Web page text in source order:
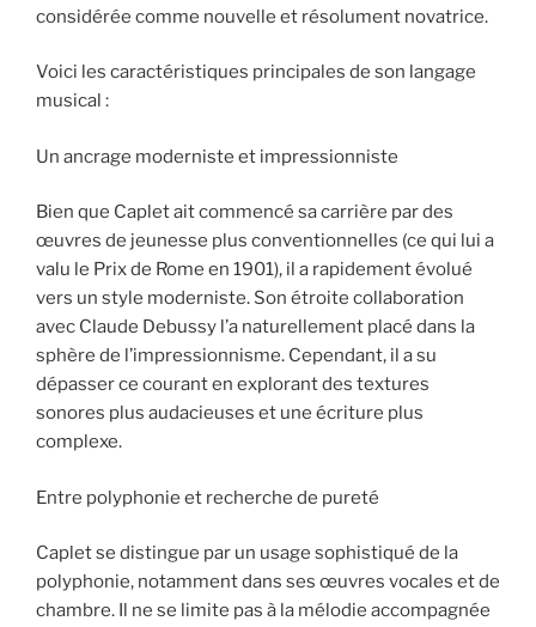
considérée comme nouvelle et résolument novatrice.
Voici les caractéristiques principales de son langage
musical :
Un ancrage moderniste et impressionniste
Bien que Caplet ait commencé sa carrière par des
œuvres de jeunesse plus conventionnelles (ce qui lui a
valu le Prix de Rome en 1901), il a rapidement évolué
vers un style moderniste. Son étroite collaboration
avec Claude Debussy l’a naturellement placé dans la
sphère de l’impressionnisme. Cependant, il a su
dépasser ce courant en explorant des textures
sonores plus audacieuses et une écriture plus
complexe.
Entre polyphonie et recherche de pureté
Caplet se distingue par un usage sophistiqué de la
polyphonie, notamment dans ses œuvres vocales et de
chambre. Il ne se limite pas à la mélodie accompagnée